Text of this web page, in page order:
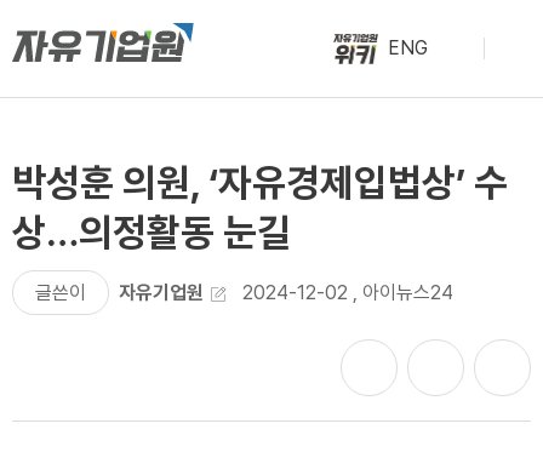
ENG
박성훈 의원, ‘자유경제입법상’ 수
상…의정활동 눈길
글쓴이 자유기업원 2024-12-02 , 아이뉴스24